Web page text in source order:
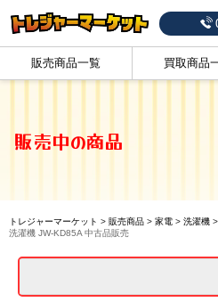
販売商品一覧 買取商品
販売中の商品
トレジャーマーケット > 販売商品> 家電> 洗濯機>
洗濯機 JW-KD85A 中古品販売